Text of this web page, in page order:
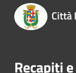
Città
Recapiti